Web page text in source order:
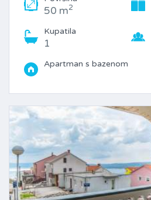
50 m2
Kupatila
1
Apartman s bazenom